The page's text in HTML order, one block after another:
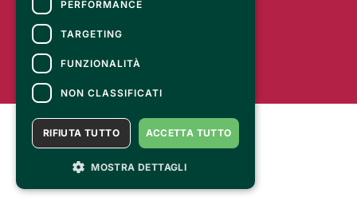
PERFORMANCE
TARGETING
FUNZIONALITÀ
NON CLASSIFICATI
ACCETTA TUTTO
RIFIUTA TUTTO
MOSTRA DETTAGLI